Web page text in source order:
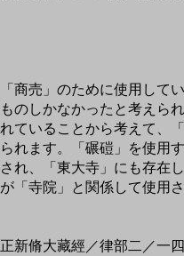
売」のために使用して
のしかなかったと考えら
いることから考えて、
れます。「碾磑」を使用
、「東大寺」にも存在
寺院」と関係して使用
新脩大藏經／律部二／